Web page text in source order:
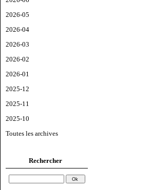
2026-05
2026-04
2026-03
2026-02
2026-01
2025-12
2025-11
2025-10
Toutes les archives
Rechercher